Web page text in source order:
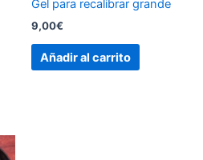
Gel para recalibrar grande
9,00€
Añadir al carrito